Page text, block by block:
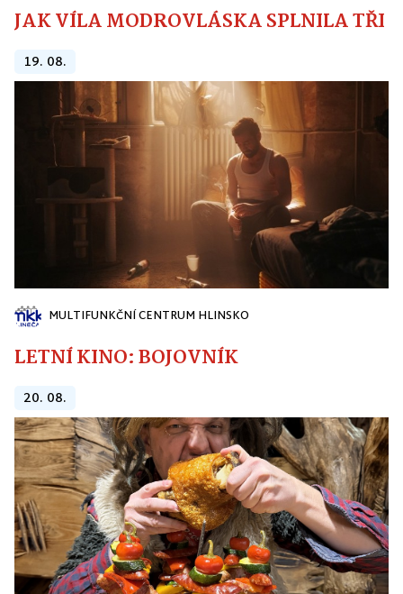
JAK VÍLA MODROVLÁSKA SPLNILA
19. 08.
MULTIFUNKČNÍ CENTRUM HLINSKO
LETNÍ KINO: BOJOVNÍK
20. 08.